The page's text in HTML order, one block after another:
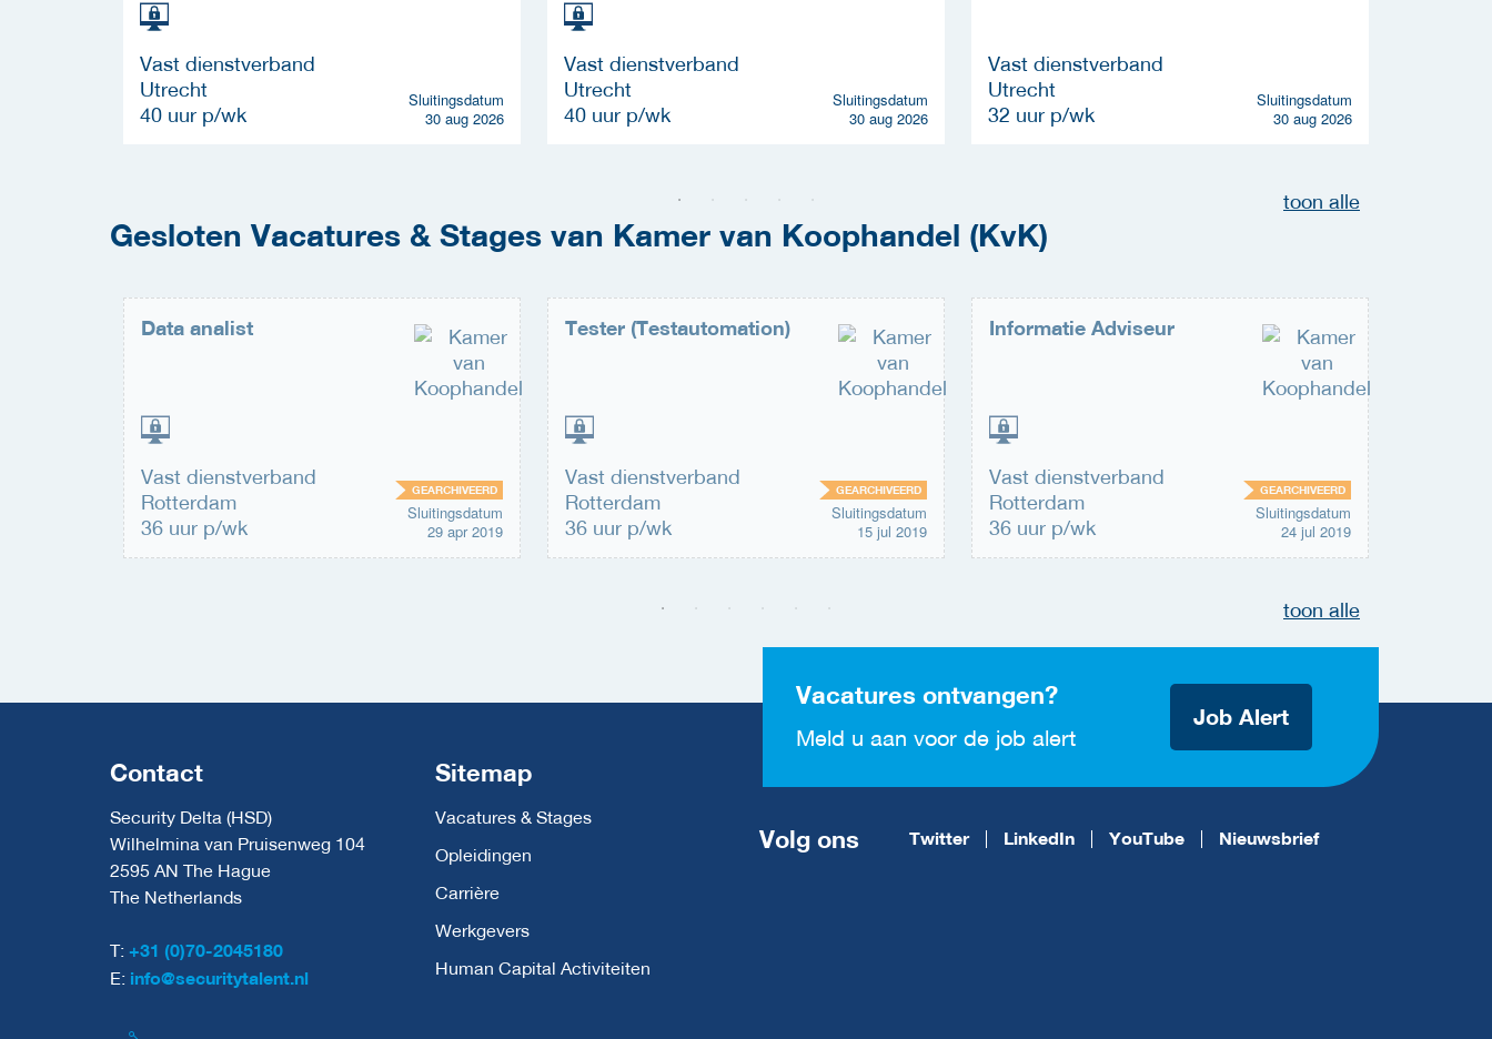
Vast dienstverband
Utrecht
40 uur p/wk
Sluitingsdatum
30 aug 2026
Vast dienstverband
Utrecht
40 uur p/wk
Sluitingsdatum
30 aug 2026
Vast dienstverband
Utrecht
32 uur p/wk
Sluitingsdatum
30 aug 2026
toon alle
Gesloten Vacatures & Stages van Kamer van Koophandel (KvK)
Data analist
Vast dienstverband
Rotterdam
36 uur p/wk
GEARCHIVEERD
Sluitingsdatum
29 apr 2019
Tester (Testautomation)
Vast dienstverband
Rotterdam
36 uur p/wk
GEARCHIVEERD
Sluitingsdatum
15 jul 2019
Informatie Adviseur
Vast dienstverband
Rotterdam
36 uur p/wk
GEARCHIVEERD
Sluitingsdatum
24 jul 2019
toon alle
Vacatures ontvangen?
Meld u aan voor de job alert
Job Alert
Contact
Security Delta (HSD)
Wilhelmina van Pruisenweg 104
2595 AN The Hague
The Netherlands
T: +31 (0)70-2045180
E: info@securitytalent.nl
Sitemap
Vacatures & Stages
Opleidingen
Carrière
Werkgevers
Human Capital Activiteiten
Volg ons Twitter LinkedIn YouTube Nieuwsbrief